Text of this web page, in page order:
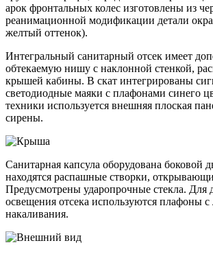
арок фронтальных колес изготовлены из
реанимационной модификации детали
желтый оттенок).
Интегральный санитарный отсек имеет
обтекаемую нишу с наклонной стенкой,
крышей кабины. В скат интегрированы
светодиодные маяки с плафонами синего
техники используется внешняя плоская
сирены.
Санитарная капсула оборудована боковой
находятся распашные створки,
Предусмотрены ударопрочные стекла. Для
освещения отсека используются плафоны
накаливания.